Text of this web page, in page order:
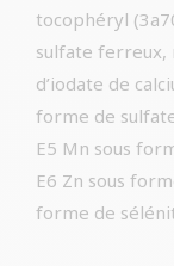
tocophéryl
sulfate ferreux,
d’iodate de
forme de
E5 Mn sous
E6 Zn sous
forme de